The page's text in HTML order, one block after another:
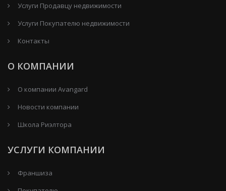
Услуги Продавцу недвижимости
Услуги Покупателю недвижимости
Контакты
О КОМПАНИИ
О компании Avangard
Новости компании
Школа Риэлтора
УСЛУГИ КОМПАНИИ
Франшиза